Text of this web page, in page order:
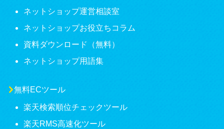
ネットショップ運営相談室
ネットショップお役立ちコラム
資料ダウンロード（無料）
ネットショップ用語集
無料ECツール
楽天検索順位チェックツール
楽天RMS高速化ツール